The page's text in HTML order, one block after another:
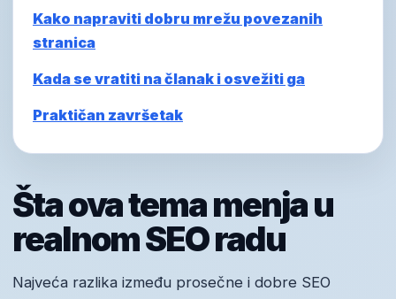
Kako napraviti dobru mrežu povezanih
stranica
Kada se vratiti na članak i osvežiti ga
Praktičan završetak
Šta ova tema menja u
realnom SEO radu
Najveća razlika između prosečne i dobre SEO